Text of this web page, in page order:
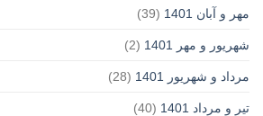
مهر و آبان 1401 (39)
شهریور و مهر 1401 (2)
مرداد و شهریور 1401 (28)
تیر و مرداد 1401 (40)